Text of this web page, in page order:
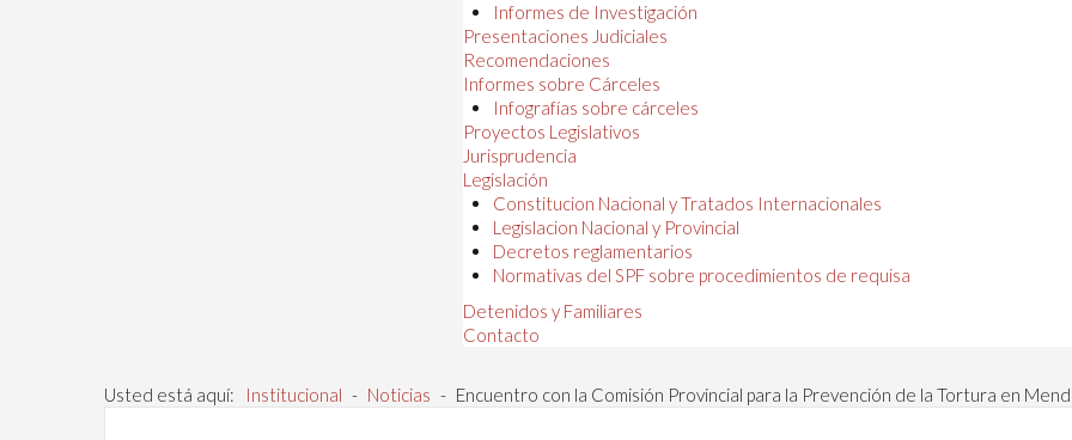
Informes de Investigación
Presentaciones Judiciales
Recomendaciones
Informes sobre Cárceles
Infografías sobre cárceles
Proyectos Legislativos
Jurisprudencia
Legislación
Constitucion Nacional y Tratados Internacionales
Legislacion Nacional y Provincial
Decretos reglamentarios
Normativas del SPF sobre procedimientos de requisa
Detenidos y Familiares
Contacto
Usted está aquí: Institucional - Noticias - Encuentro con la Comisión Provincial para la Prevención de la Tortura en